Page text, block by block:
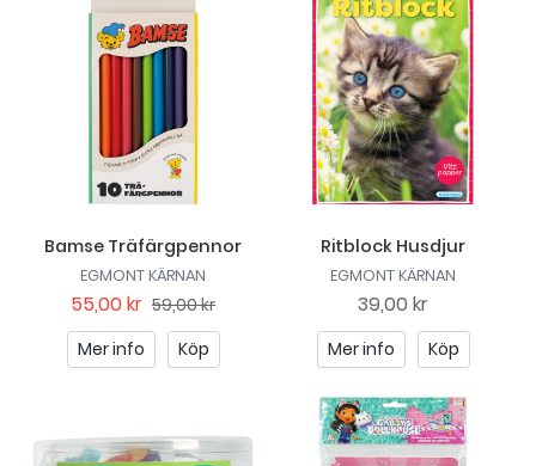
Bamse Träfärgpennor
EGMONT KÄRNAN
55,00 kr 59,00 kr
Mer info
Köp
Ritblock Husdjur
EGMONT KÄRNAN
39,00 kr
Mer info Köp